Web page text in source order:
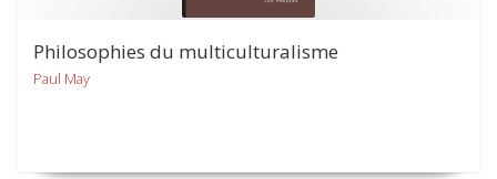
Philosophies du multiculturalisme
Paul May